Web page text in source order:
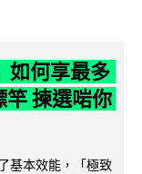
如何享最多
揀選啱你
基本效能，「極致